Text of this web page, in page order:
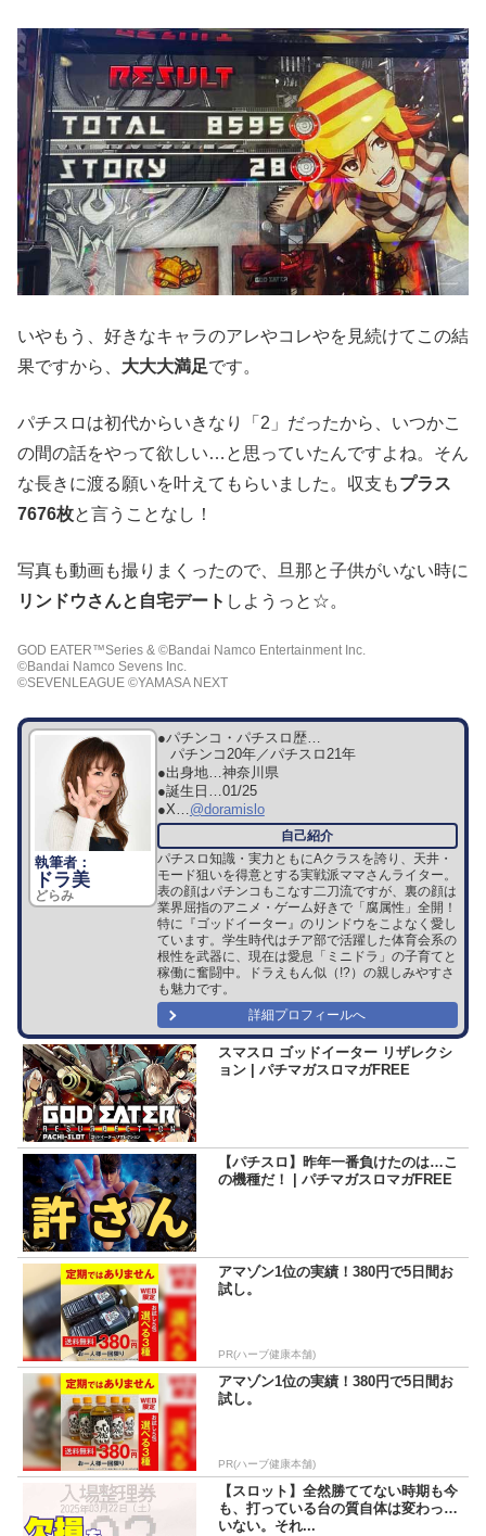
いやもう、好きなキャラのアレやコレやを見続けてこの結
果ですから、 大大大満足です。
パチスロは初代からいきなり「2」だったから、いつかこ
の間の話をやって欲しい…と思っていたんですよね。そん
な長きに渡る願いを叶えてもらいました。収支もプラス
7676枚と言うことなし！
写真も動画も撮りまくったので、旦那と子供がいない時に
リンドウさんと自宅デート しようっと☆。
GOD EATER™Series & ©Bandai Namco Entertainment Inc.
©Bandai Namco Sevens Inc.
©SEVENLEAGUE ©YAMASA NEXT
ドラ美
どらみ
●パチンコ・パチスロ歴…
パチンコ20年／パチスロ21年
●出身地…神奈川県
●誕生日…01/25
●X…@doramislo
パチスロ知識・実力ともにAクラスを誇り、天井・
モード狙いを得意とする実戦派ママさんライター。
表の顔はパチンコもこなす二刀流ですが、裏の顔は
業界屈指のアニメ・ゲーム好きで「腐属性」全開！
特に『ゴッドイーター』のリンドウをこよなく愛し
ています。学生時代はチア部で活躍した体育会系の
根性を武器に、現在は愛息「ミニドラ」の子育てと
稼働に奮闘中。ドラえもん似（!?）の親しみやすさ
も魅力です。
詳細プロフィールへ
スマスロ ゴッドイーター リザレクシ
ョン | パチマガスロマガFREE
【パチスロ】昨年一番負けたのは…こ
の機種だ！ | パチマガスロマガFREE
アマゾン1位の実績！380円で5日間お
試し。
PR(ハーブ健康本舗)
アマゾン1位の実績！380円で5日間お
試し。
PR(ハーブ健康本舗)
【スロット】全然勝ててない時期も今
も、打っている台の質自体は変わって
いない。それ...